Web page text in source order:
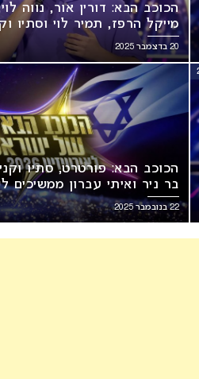
הכוכב הבא: דורין אור, נווה
מייקל הרפז, תמיר לוי וסתיו
לשלב הבא!
20 בדצמבר 2025
הכוכב הבא: פורטרט, סתיו
בר ניר ואיתי עברון ממשיכים
22 בנובמבר 2025